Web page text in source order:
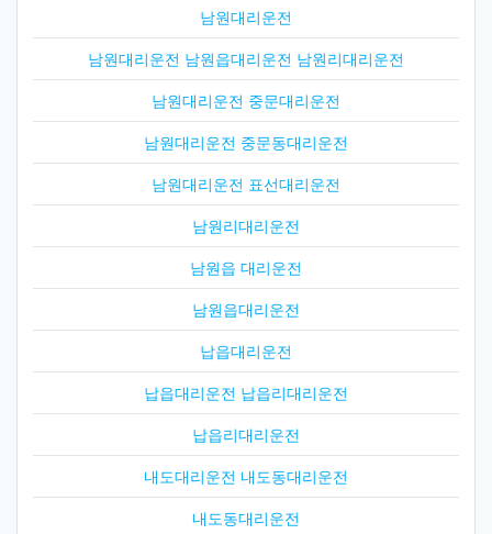
남원대리운전
남원대리운전 남원읍대리운전 남원리대리운전
남원대리운전 중문대리운전
남원대리운전 중문동대리운전
남원대리운전 표선대리운전
남원리대리운전
남원읍 대리운전
남원읍대리운전
납읍대리운전
납읍대리운전 납읍리대리운전
납읍리대리운전
내도대리운전 내도동대리운전
내도동대리운전